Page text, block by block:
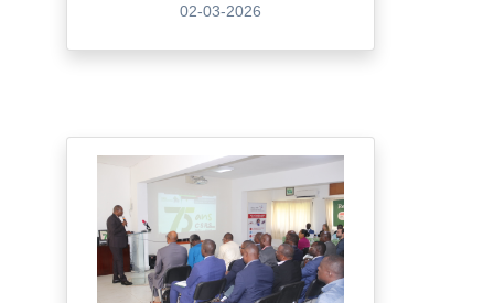
02-03-2026